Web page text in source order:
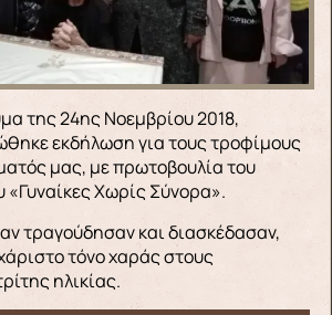
εκδήλωση για τους τροφίμους
μας, με πρωτοβουλία του
«Γυναίκες Χωρίς Σύνορα».
τραγούδησαν και διασκέδασαν,
τόνο χαράς στους
ηλικίας.